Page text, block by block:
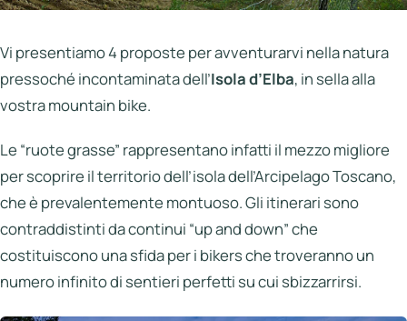
Italia
Northen
Italy
Italy
Souther
Italy
Hotels
Vi presentiamo 4 proposte per avventurarvi nella natura
pressoché incontaminata dell’Isola d’Elba, in sella alla
vostra mountain bike.
Le “ruote grasse” rappresentano infatti il mezzo migliore
per scoprire il territorio dell’isola dell’Arcipelago Toscano,
che è prevalentemente montuoso. Gli itinerari sono
contraddistinti da continui “up and down” che
costituiscono una sfida per i bikers che troveranno un
numero infinito di sentieri perfetti su cui sbizzarrirsi.